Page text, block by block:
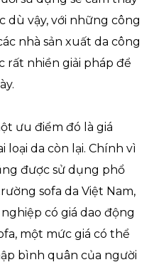
dù vậy, với những công
nhà sản xuất da công
rất nhiền giải pháp để
ưu điểm đó là giá
loại da còn lại. Chính vì
được sử dụng phổ
sofa da Việt Nam,
có giá dao động
một mức giá có thể
bình quân của người